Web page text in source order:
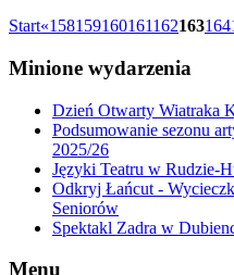
Start«158159160161162163164
Minione wydarzenia
Dzień Otwarty Wiatraka
Podsumowanie sezonu
2025/26
Języki Teatru w Rudzie-
Odkryj Łańcut -
Seniorów
Spektakl Zadra w
Menu